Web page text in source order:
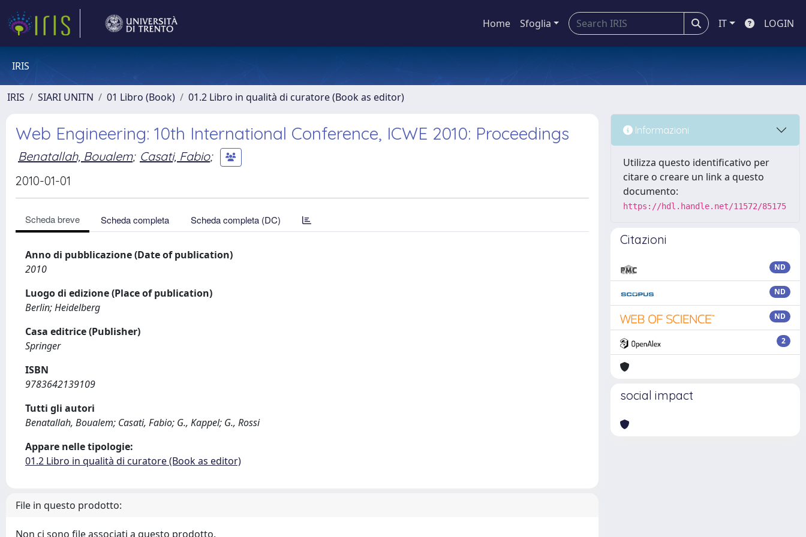
Home Sfoglia IT LOGIN
IRIS
IRIS SIARI UNITN 01 Libro (Book) 01.2 Libro in qualità di curatore (Book as editor)
Web Engineering: 10th International Conference, ICWE 2010: Proceedings
Benatallah, Boualem; Casati, Fabio;
2010-01-01
Scheda breve Scheda completa Scheda completa (DC)
Anno di pubblicazione (Date of publication)
2010
Luogo di edizione (Place of publication)
Berlin; Heidelberg
Casa editrice (Publisher)
Springer
ISBN
9783642139109
Tutti gli autori
Benatallah, Boualem; Casati, Fabio; G., Kappel; G., Rossi
Appare nelle tipologie:
01.2 Libro in qualità di curatore (Book as editor)
File in questo prodotto:
Non ci sono file associati a questo prodotto.
Informazioni
Utilizza questo identificativo per
citare o creare un link a questo
documento:
https://hdl.handle.net/11572/85175
Citazioni
ND
ND
ND
2
social impact